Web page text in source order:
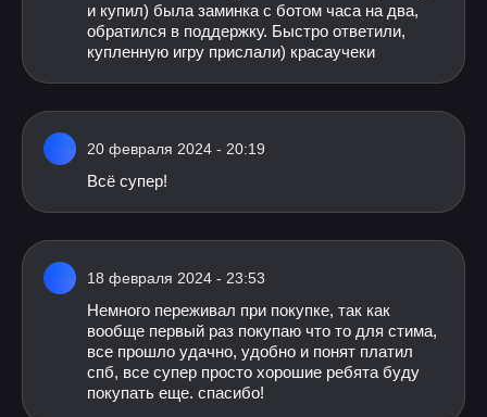
и купил) была заминка с ботом часа на два,
обратился в поддержку. Быстро ответили,
купленную игру прислали) красаучеки
20 февраля 2024 - 20:19
Всё супер!
18 февраля 2024 - 23:53
Немного переживал при покупке, так как
вообще первый раз покупаю что то для стима,
все прошло удачно, удобно и понят платил
спб, все супер просто хорошие ребята буду
покупать еще. спасибо!